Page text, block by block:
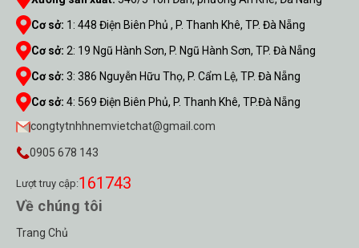
Cơ sở: 1 : 448 Điện Biên Phủ , P. Thanh Khê, TP. Đà Nẵng
Cơ sở: 2: 19 Ngũ Hành Sơn, P. Ngũ Hành Sơn, TP. Đà Nẵng
Cơ sở: 3: 386 Nguyễn Hữu Thọ, P. Cẩm Lệ, TP. Đà Nẵng
Cơ sở: 4: 569 Điện Biên Phủ, P. Thanh Khê, TP.Đà Nẵng
congtytnhhnemvietchat@gmail.com
0905 678 143
Lượt truy cập:161743
Về chúng tôi
Trang Chủ